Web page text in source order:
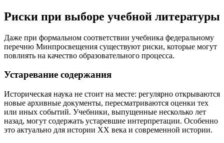
Риски при выборе учебной литературы
Даже при формальном соответствии учебника федеральному
перечню Минпросвещения существуют риски, которые могут
повлиять на качество образовательного процесса.
Устаревание содержания
Историческая наука не стоит на месте: регулярно открываются
новые архивные документы, пересматриваются оценки тех
или иных событий. Учебники, выпущенные несколько лет
назад, могут содержать устаревшие интерпретации. Особенно
это актуально для истории XX века и современной истории.